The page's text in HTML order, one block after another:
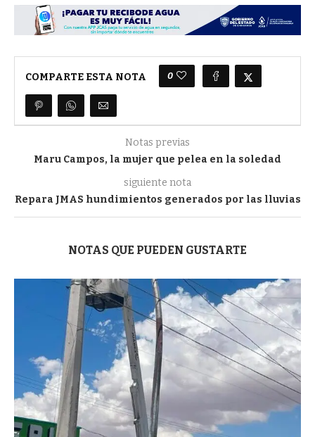
COMPARTE ESTA NOTA 0
Notas previas
Maru Campos, la mujer que pelea en la soledad
siguiente nota
Repara JMAS hundimientos generados por las lluvias
NOTAS QUE PUEDEN GUSTARTE